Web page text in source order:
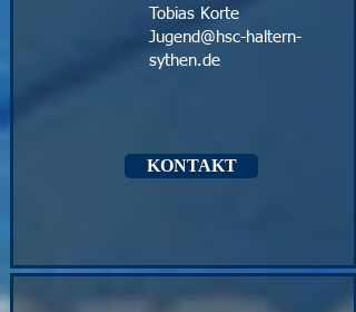
Tobias Korte
Jugend@hsc-haltern-
sythen.de
KONTAKT